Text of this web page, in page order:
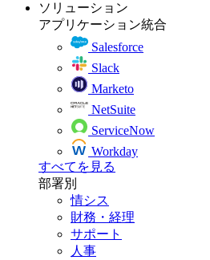
ソリューション
アプリケーション統合
Salesforce
Slack
Marketo
NetSuite
ServiceNow
Workday
すべてを見る
部署別
情シス
財務・経理
サポート
人事